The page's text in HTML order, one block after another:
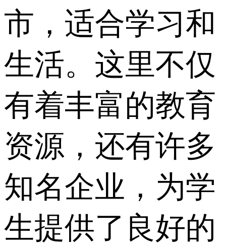
市，适合学习和
生活。这里不仅
有着丰富的教育
资源，还有许多
知名企业，为学
生提供了良好的